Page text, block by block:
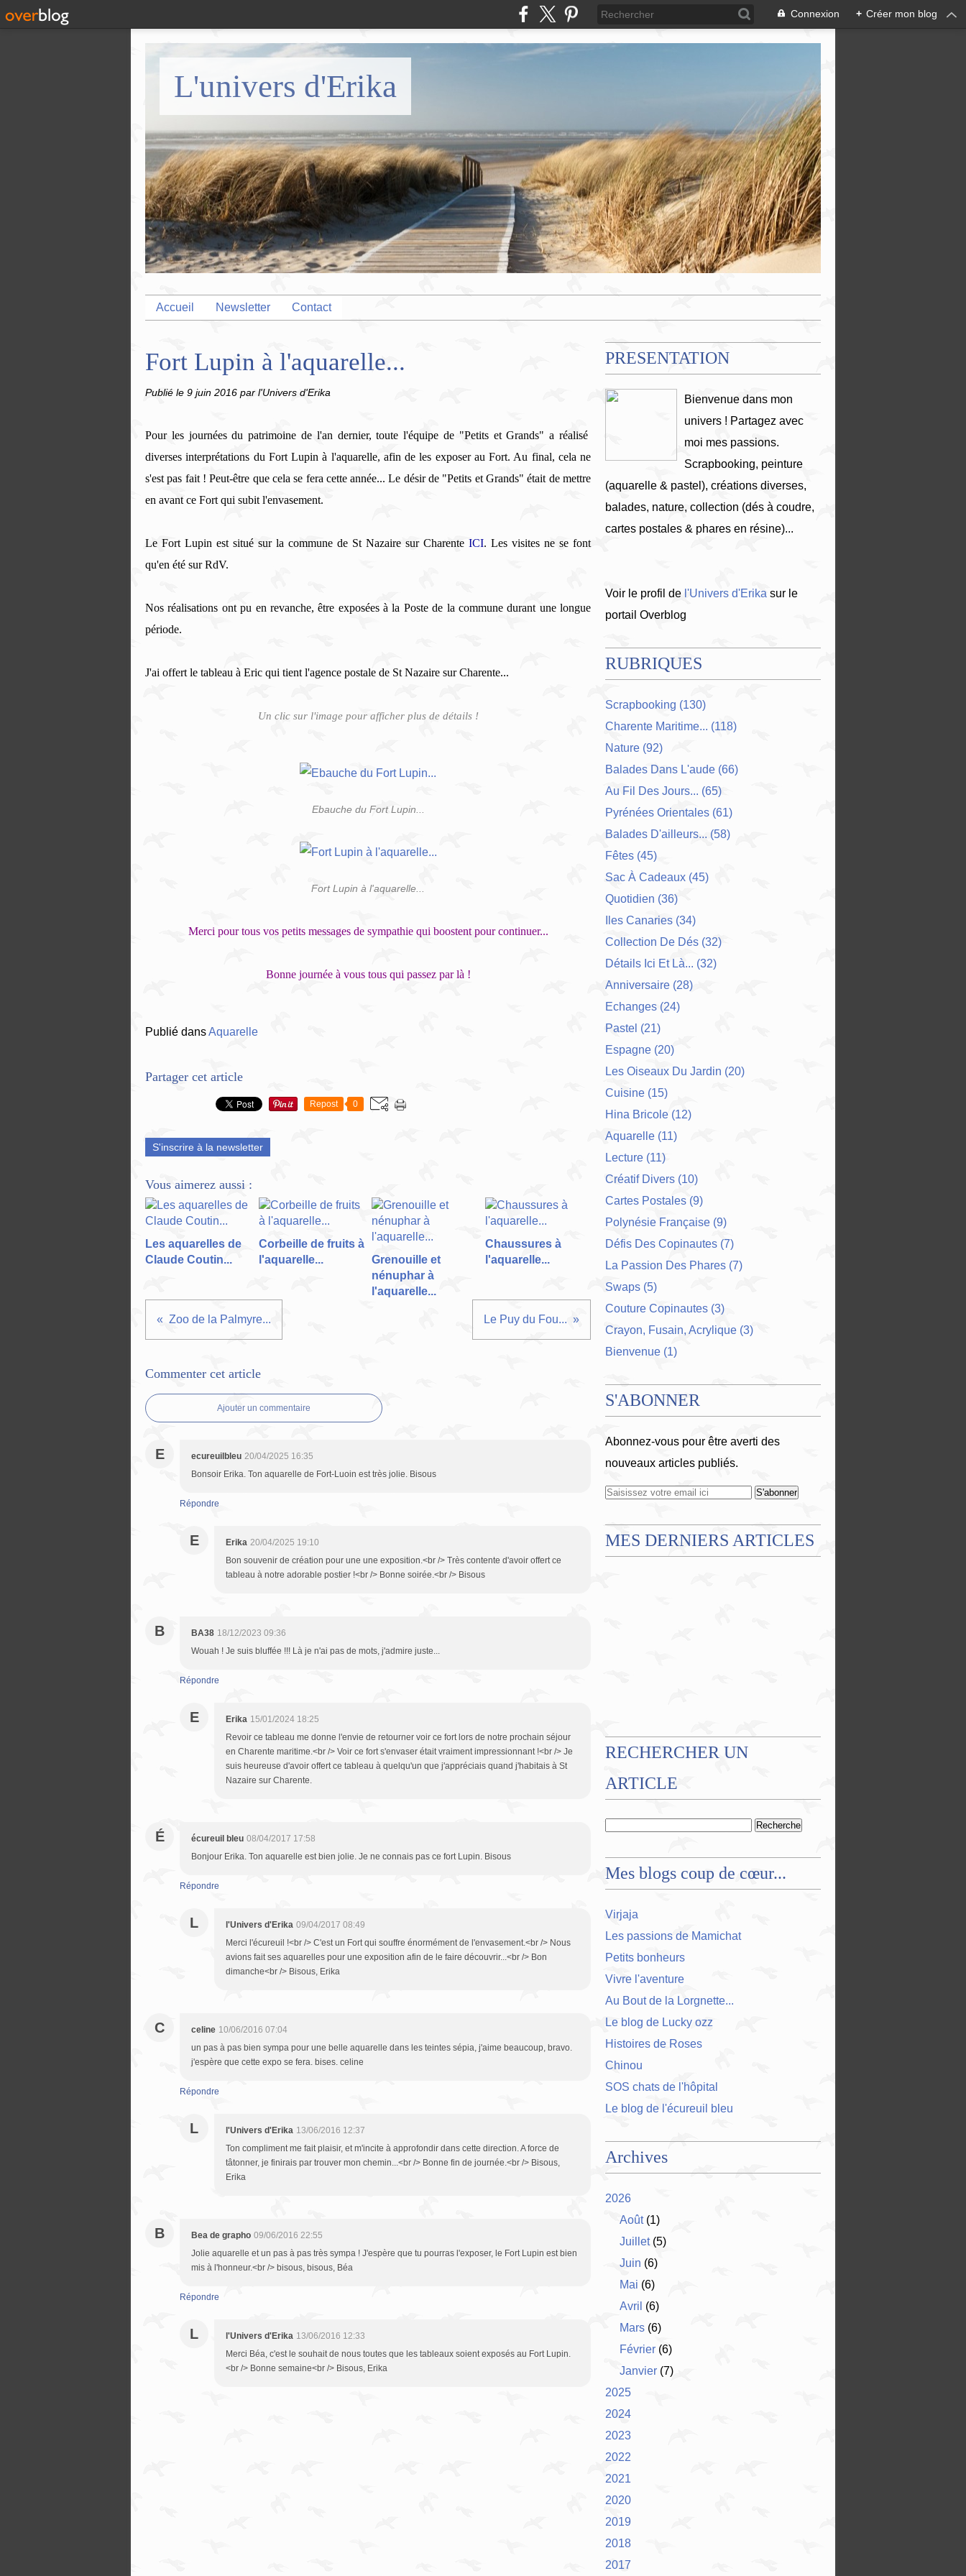
Connexion + Créer mon blog
L'univers d'Erika
Accueil Newsletter Contact
Fort Lupin à l'aquarelle...
Publié le 9 juin 2016 par l'Univers d'Erika
Pour les journées du patrimoine de l'an dernier, toute l'équipe de "Petits et Grands" a réalisé
diverses interprétations du Fort Lupin à l'aquarelle, afin de les exposer au Fort. Au final, cela ne
s'est pas fait ! Peut-être que cela se fera cette année...Le désir de "Petits et Grands" était de mettre
en avant ce Fort qui subit l'envasement.
Le Fort Lupin est situé sur la commune de St Nazaire sur Charente ICI. Les visites ne se font
qu'en été surRdV.
Nos réalisations ont pu en revanche, être exposées à la Poste de la commune durant une longue
période.
J'ai offert le tableau à Eric qui tient l'agence postale de St Nazaire sur Charente...
Un clic sur l'image pour afficher plus de détails !
Ebauche du Fort Lupin...
Fort Lupin à l'aquarelle...
Merci pour tous vos petits messages de sympathie qui boostent pour continuer...
Bonne journée à vous tous qui passez par là !
Publié dansAquarelle
Partager cet article
Repost 0
S'inscrire à la newsletter
Vous aimerez aussi :
Les aquarelles de
Claude Coutin...
Corbeille de fruits à
l'aquarelle...
Grenouille et
nénuphar à
l'aquarelle...
Chaussures à
l'aquarelle...
Zoo de la Palmyre... Le Puy du Fou...
Commenter cet article
Ajouter un commentaire
E ecureuilbleu 20/04/2025 16:35
Bonsoir Erika. Ton aquarelle de Fort-Luoin est très jolie. Bisous
Répondre
E Erika 20/04/2025 19:10
Bon souvenir de création pour une une exposition.<br /> Très contente d'avoir offert ce
tableau à notre adorable postier !<br /> Bonne soirée.<br /> Bisous
B BA38 18/12/2023 09:36
Wouah ! Je suis bluffée !!! Là je n'ai pas de mots, j'admire juste...
Répondre
E Erika 15/01/2024 18:25
Revoir ce tableau me donne l'envie de retourner voir ce fort lors de notre prochain séjour
en Charente maritime.<br /> Voir ce fort s'envaser était vraiment impressionnant !<br /> Je
suis heureuse d'avoir offert ce tableau à quelqu'un que j'appréciais quand j'habitais à St
Nazaire sur Charente.
É écureuil bleu 08/04/2017 17:58
Bonjour Erika. Ton aquarelle est bien jolie. Je ne connais pas ce fort Lupin. Bisous
Répondre
L l'Univers d'Erika 09/04/2017 08:49
Merci l'écureuil !<br /> C'est un Fort qui souffre énormément de l'envasement.<br /> Nous
avions fait ses aquarelles pour une exposition afin de le faire découvrir...<br /> Bon
dimanche<br /> Bisous, Erika
C celine 10/06/2016 07:04
un pas à pas bien sympa pour une belle aquarelle dans les teintes sépia, j'aime beaucoup, bravo.
j'espère que cette expo se fera. bises. celine
Répondre
L l'Univers d'Erika 13/06/2016 12:37
Ton compliment me fait plaisir, et m'incite à approfondir dans cette direction. A force de
tâtonner, je finirais par trouver mon chemin...<br /> Bonne fin de journée.<br /> Bisous,
Erika
B Bea de grapho 09/06/2016 22:55
Jolie aquarelle et un pas à pas très sympa ! J'espère que tu pourras l'exposer, le Fort Lupin est bien
mis à l'honneur.<br /> bisous, bisous, Béa
Répondre
L l'Univers d'Erika 13/06/2016 12:33
Merci Béa, c'est le souhait de nous toutes que les tableaux soient exposés au Fort Lupin.
<br /> Bonne semaine<br /> Bisous, Erika
PRESENTATION
Bienvenue dans mon
univers ! Partagez avec
moi mes passions.
Scrapbooking, peinture
(aquarelle & pastel), créations diverses,
balades, nature, collection (dés à coudre,
cartes postales & phares en résine)...
Voir le profil de l'Univers d'Erika sur le
portail Overblog
RUBRIQUES
Scrapbooking (130)
Charente Maritime... (118)
Nature (92)
Balades Dans L'aude (66)
Au Fil Des Jours... (65)
Pyrénées Orientales (61)
Balades D'ailleurs... (58)
Fêtes (45)
Sac À Cadeaux (45)
Quotidien (36)
Iles Canaries (34)
Collection De Dés (32)
Détails Ici Et Là... (32)
Anniversaire (28)
Echanges (24)
Pastel (21)
Espagne (20)
Les Oiseaux Du Jardin (20)
Cuisine (15)
Hina Bricole (12)
Aquarelle (11)
Lecture (11)
Créatif Divers (10)
Cartes Postales (9)
Polynésie Française (9)
Défis Des Copinautes (7)
La Passion Des Phares (7)
Swaps (5)
Couture Copinautes (3)
Crayon, Fusain, Acrylique (3)
Bienvenue (1)
S'ABONNER
Abonnez-vous pour être averti des
nouveaux articles publiés.
MES DERNIERS ARTICLES
RECHERCHER UN
ARTICLE
Mes blogs coup de cœur...
Virjaja
Les passions de Mamichat
Petits bonheurs
Vivre l'aventure
Au Bout de la Lorgnette...
Le blog de Lucky ozz
Histoires de Roses
Chinou
SOS chats de l'hôpital
Le blog de l'écureuil bleu
Archives
2026
Août(1)
Juillet(5)
Juin (6)
Mai (6)
Avril (6)
Mars (6)
Février (6)
Janvier (7)
2025
2024
2023
2022
2021
2020
2019
2018
2017